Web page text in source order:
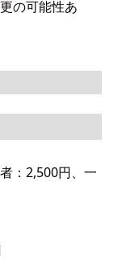
の可能性あ
：2,500円、一